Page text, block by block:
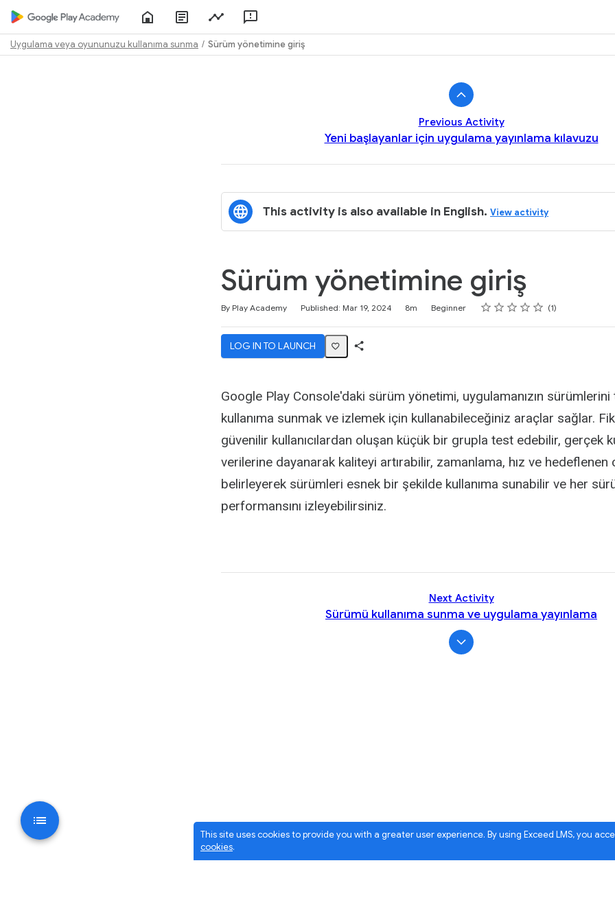
This site uses cookies to provide you with a greater user experience. By using Exceed LMS, you
cookies.
Play
Academy
Console
Uygulama veya oyununuzu kullanıma sunma Sürüm yönetimine giriş
Previous Activity
Yeni başlayanlar için uygulama yayınlama kılavuzu
This activity is also available in English. View activity
Sürüm yönetimine giriş
By Play Academy Published: Mar 19, 2024 8m Beginner Rating
1 star
2 stars
3 stars
4 stars
5 stars 1
LOG IN TO LAUNCH
Google Play Console'daki sürüm yönetimi, uygulamanızın
kullanıma sunmak ve izlemek için kullanabileceğiniz araçlar sağlar.
güvenilir kullanıcılardan oluşan küçük bir grupla test edebilir, gerçek
verilerine dayanarak kaliteyi artırabilir, zamanlama, hız ve hedeflenen
belirleyerek sürümleri esnek bir şekilde kullanıma sunabilir ve her
performansını izleyebilirsiniz.
Next Activity
Sürümü kullanıma sunma ve uygulama yayınlama